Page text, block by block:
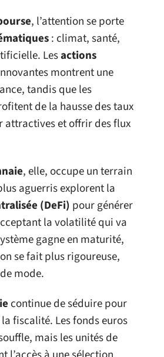
, l’attention se porte
: climat, santé,
Lesactions
montrent une
tandis que les
de la hausse des taux
attractives et offrir des flux
, elle, occupe un terrain
aguerris explorent la
(DeFi) pour générer
la volatilité qui va
gagne en maturité,
se fait plus rigoureuse,
mode.
continue de séduire pour
fiscalité. Les fonds euros
mais les unités de